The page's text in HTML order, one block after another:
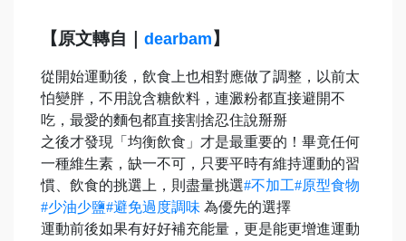
【原文轉自｜ dearbam 】
從開始運動後，飲食上也相對應做了調整，以前太
怕變胖，不用說含糖飲料，連澱粉都直接避開不
吃，最愛的麵包都直接割捨忍住說掰掰
之後才發現「均衡飲食」才是最重要的！畢竟任何
一種維生素，缺一不可，只要平時有維持運動的習
慣、飲食的挑選上，則盡量挑選#不加工#原型食物
#少油少鹽#避免過度調味 為優先的選擇
運動前後如果有好好補充能量，更是能更增進運動